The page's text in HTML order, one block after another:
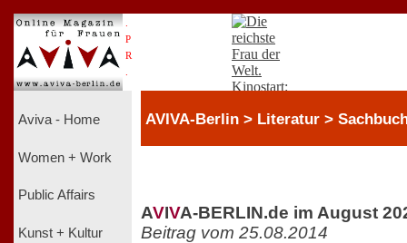
P
R
Aviva - Home
Women + Work
Public Affairs
Kunst + Kultur
AVIVA-Berlin > Literatur >
AVIVA-BERLIN.de im August
Beitrag vom 25.08.2014